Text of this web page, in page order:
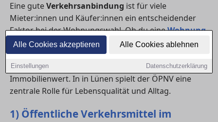
Alle Cookies akzeptieren Alle Cookies ablehnen
Einstellungen Datenschutzerklärung
Eine guteVerkehrsanbindung ist für viele
Mieter:innen und Käufer:innen ein entscheidender
Faktor bei der Wohnungswahl. Ob du eineWohnung
mietenoder einHaus kaufenmöchtest – der
Anschluss an Bus, Bahn und Nahverkehr beeinflusst
nicht nur den Komfort, sondern auch den
Immobilienwert. In in Lünen spielt der ÖPNV eine
zentrale Rolle für Lebensqualität und Alltag.
1) Öffentliche Verkehrsmittel im